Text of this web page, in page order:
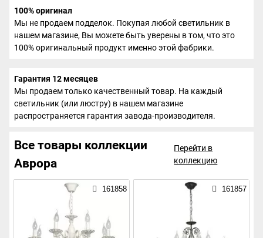
100% оригинал
Мы не продаем подделок. Покупая любой светильник в
нашем магазине, Вы можете быть уверены в том, что это
100% оригинальный продукт именно этой фабрики.
Гарантия 12 месяцев
Мы продаем только качественный товар. На каждый
светильник (или люстру) в нашем магазине
распространяется гарантия завода-производителя.
Все товары коллекции
Аврора
Перейти в
коллекцию
161858 161857